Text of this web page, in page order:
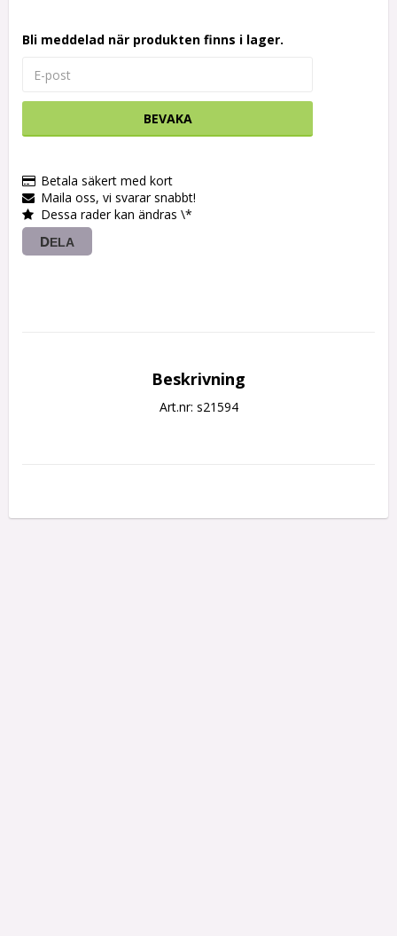
Bli meddelad när produkten finns i lager.
BEVAKA
Betala säkert med kort
Maila oss, vi svarar snabbt!
Dessa rader kan ändras \*
DELA
Beskrivning
Art.nr: s21594